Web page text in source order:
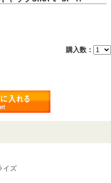
購入数：
イズ